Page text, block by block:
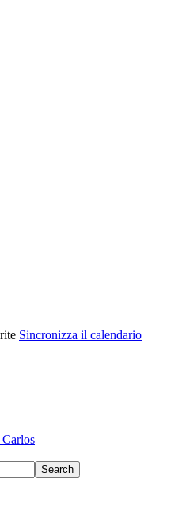
Sincronizza il calendario